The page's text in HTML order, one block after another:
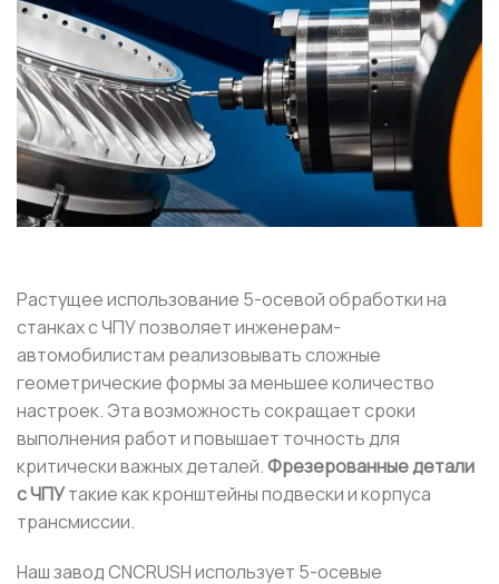
Растущее использование 5-осевой обработки на
станках с ЧПУ позволяет инженерам-
автомобилистам реализовывать сложные
геометрические формы за меньшее количество
настроек. Эта возможность сокращает сроки
выполнения работ и повышает точность для
критически важных деталей.Фрезерованные детали
с ЧПУтакие как кронштейны подвески и корпуса
трансмиссии.
Наш завод CNCRUSH использует 5-осевые